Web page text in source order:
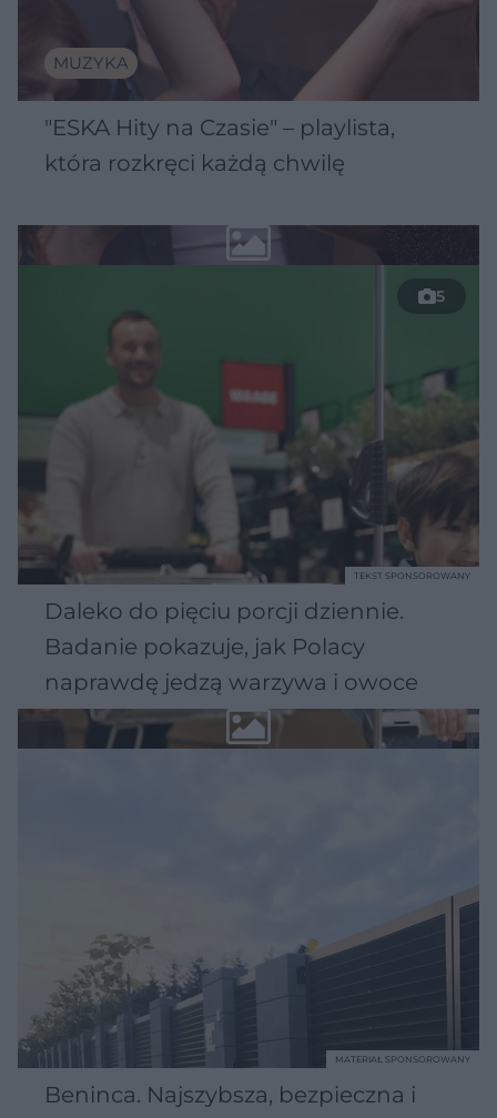
MUZYKA
"ESKA Hity na Czasie" – playlista,
która rozkręci każdą chwilę
5
Daleko do pięciu porcji dziennie.
Badanie pokazuje, jak Polacy
naprawdę jedzą warzywa i owoce
TEKST SPONSOROWANY
Beninca. Najszybsza, bezpieczna i
MATERIAŁ SPONSOROWANY